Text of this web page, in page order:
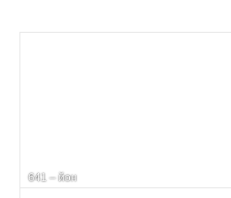
641 – йон